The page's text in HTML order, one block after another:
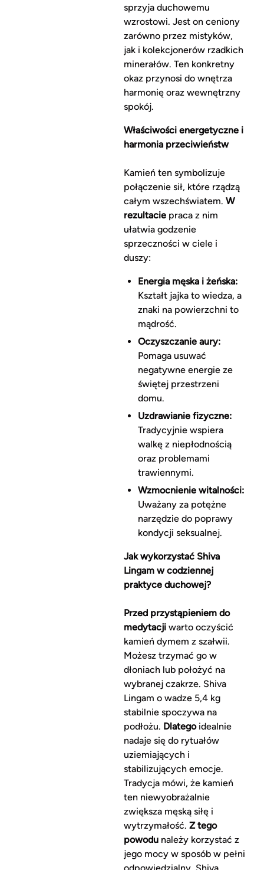
sprzyja duchowemu
wzrostowi. Jest on ceniony
zarówno przez mistyków,
jak i kolekcjonerów rzadkich
minerałów. Ten konkretny
okaz przynosi do wnętrza
harmonię oraz wewnętrzny
spokój.
Właściwości energetyczne i
harmonia przeciwieństw
Kamień ten symbolizuje
połączenie sił, które rządzą
całym wszechświatem. W
rezultaciepraca z nim
ułatwia godzenie
sprzeczności w ciele i
duszy:
Energia męska i żeńska:
Kształt jajka to wiedza, a
znaki na powierzchni to
mądrość.
Oczyszczanie aury:
Pomaga usuwać
negatywne energie ze
świętej przestrzeni
domu.
Uzdrawianie fizyczne:
Tradycyjnie wspiera
walkę z niepłodnością
oraz problemami
trawiennymi.
Wzmocnienie witalności:
Uważany za potężne
narzędzie do poprawy
kondycji seksualnej.
Jak wykorzystać Shiva
Lingam w codziennej
praktyce duchowej?
Przed przystąpieniem do
medytacjiwarto oczyścić
kamień dymem z szałwii.
Możesz trzymać go w
dłoniach lub położyć na
wybranej czakrze. Shiva
Lingam o wadze 5,4 kg
stabilnie spoczywa na
podłożu. Dlategoidealnie
nadaje się do rytuałów
uziemiających i
stabilizujących emocje.
Tradycja mówi, że kamień
ten niewyobrażalnie
zwiększa męską siłę i
wytrzymałość. Z tego
powodunależy korzystać z
jego mocy w sposób w pełni